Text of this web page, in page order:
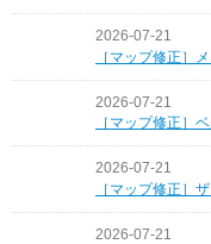
2026-07-21
［マップ修正］
2026-07-21
［マップ修正］
2026-07-21
［マップ修正］
2026-07-21